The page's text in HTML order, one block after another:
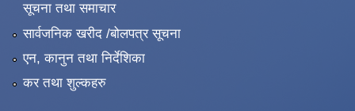
सूचना तथा समाचार
सार्वजनिक खरीद /बोलपत्र सूचना
एन, कानुन तथा निर्देशिका
कर तथा शुल्कहरु